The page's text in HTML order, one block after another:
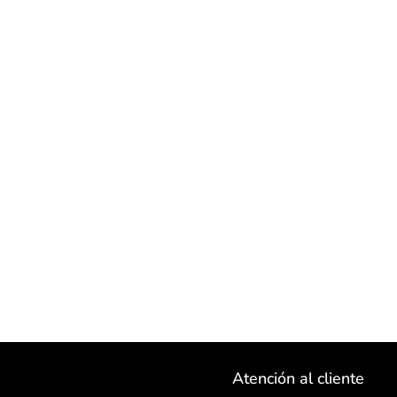
Atención al cliente